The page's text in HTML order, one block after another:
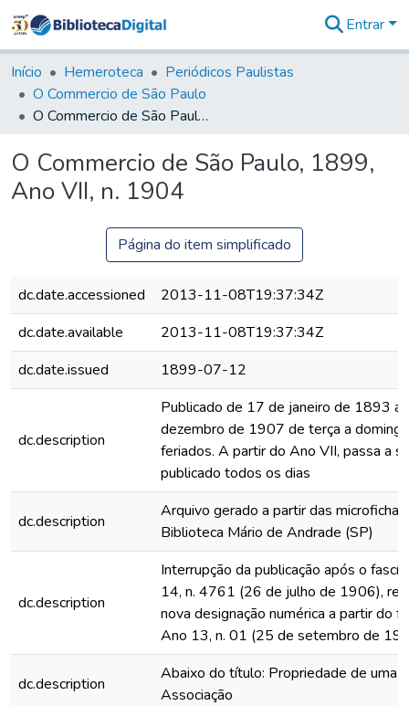
&
Coleções
Tudo na
Biblioteca
Estatísticas
Entrar
Início Hemeroteca
Periódicos Paulistas
O Commercio de São Paulo
O Commercio de São Paulo, 1899, Ano VII, n. 1904
O Commercio de São Paulo, 1899,
Ano VII, n. 1904
Página do item simplificado
dc.date.accessioned
2013-11-08T19:37:34Z
dc.date.available
2013-11-08T19:37:34Z
dc.date.issued
1899-07-12
dc.description
Publicado de 17 de janeiro de 1893 a
dezembro de 1907 de terça a
feriados. A partir do Ano VII, passa a
publicado todos os dias
dc.description
Arquivo gerado a partir das
Biblioteca Mário de Andrade (SP)
dc.description
Interrupção da publicação após o
14, n. 4761 (26 de julho de 1906),
nova designação numérica a partir do
Ano 13, n. 01 (25 de setembro de
dc.description
Abaixo do título: Propriedade de uma
Associação